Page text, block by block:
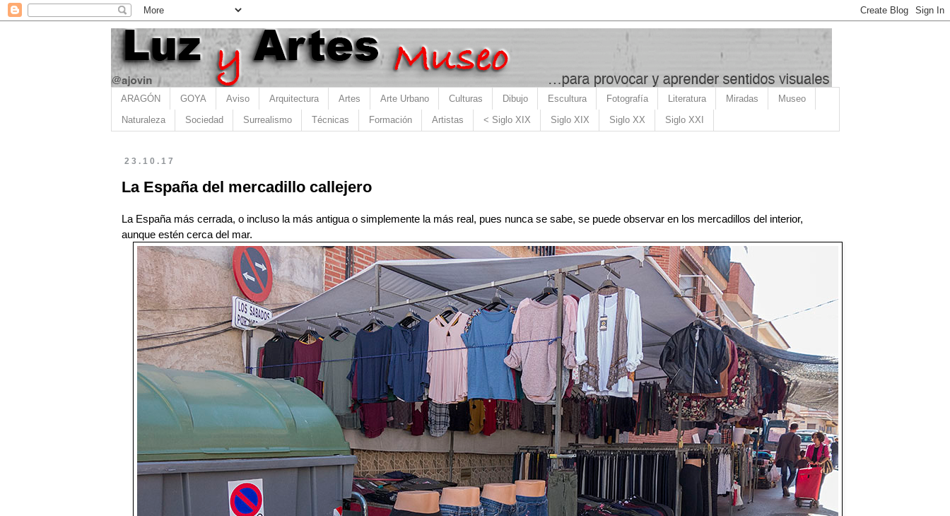
ARAGÓN GOYA Aviso Arquitectura Artes Arte Urbano Culturas Dibujo Escultura Fotografía Literatura Miradas Museo
Naturaleza Sociedad Surrealismo Técnicas Formación Artistas < Siglo XIX Siglo XIX Siglo XX Siglo XXI
23.10.17
La España del mercadillo callejero
La España más cerrada, o incluso la más antigua o simplemente la más real, pues nunca se sabe, se puede observar en los mercadillos del interior,
aunque estén cerca del mar.